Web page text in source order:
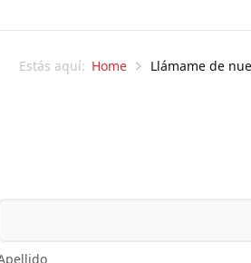
Estás aquí: Home Llámame de